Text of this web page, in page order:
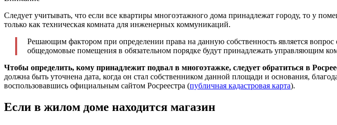
Следует учитывать, что если все квартиры многоэтажного дома принадлежат городу, то у
только как техническая комната для инженерных коммуникаций.
Решающим фактором при определении права на данную собственность является
общедомовые помещения в обязательном порядке будут принадлежать управляющим
Чтобы определить, кому принадлежит подвал в многоэтажке, следует обратиться в
должна быть уточнена дата, когда он стал собственником данной площади и основания,
воспользовавшись официальным сайтом Росреестра (публичная кадастровая карта).
Если в жилом доме находится магазин